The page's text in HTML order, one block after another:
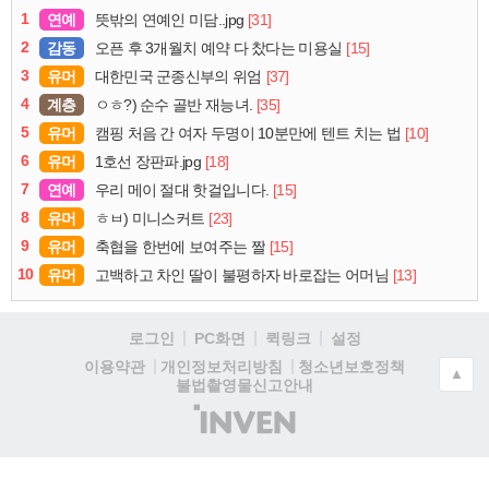
1 연예 뜻밖의 연예인 미담..jpg [31]
2
감동 오픈 후 3개월치 예약 다 찼다는 미용실 [15]
3
유머 대한민국 군종신부의 위엄 [37]
4
계층 ㅇㅎ?) 순수 골반 재능녀. [35]
5
유머 캠핑 처음 간 여자 두명이 10분만에 텐트 치는 법 [10]
6
유머 1호선 장판파.jpg [18]
7
연예 우리 메이 절대 핫걸입니다. [15]
8
유머 ㅎㅂ) 미니스커트 [23]
9
유머 축협을 한번에 보여주는 짤 [15]
10
유머 고백하고 차인 딸이 불평하자 바로잡는 어머님 [13]
로그인 PC화면 퀵링크
설정
이용약관
개인정보처리방침
청소년보호정책
불법촬영물신고안내
(주)
인
▲